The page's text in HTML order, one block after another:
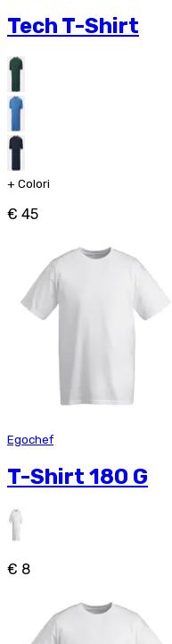
Tech T-Shirt
+ Colori
€ 45
Egochef
T-Shirt 180 G
€ 8